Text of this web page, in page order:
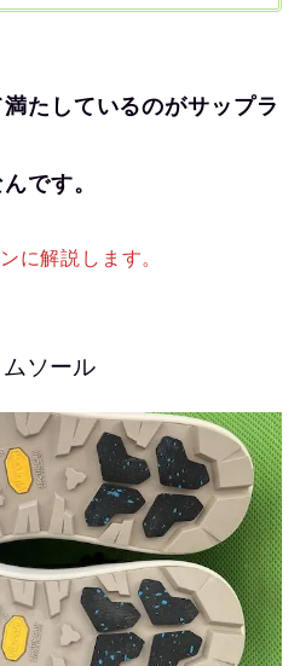
たしているのがサップラ
です。
に解説します。
ソール